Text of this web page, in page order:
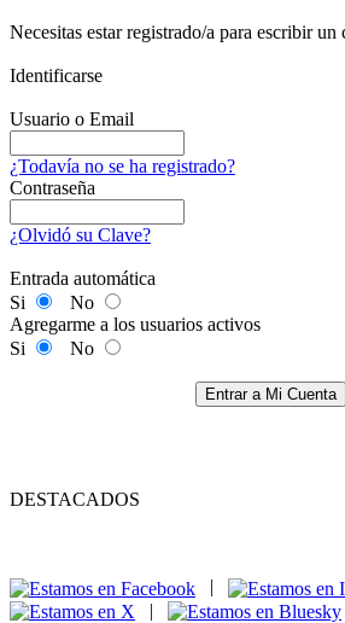
Necesitas estar registrado/a para escribir un
Identificarse
Usuario o Email
¿Todavía no se ha registrado?
Contraseña
¿Olvidó su Clave?
Entrada automática
Si
No
Agregarme a los usuarios activos
Si
No
Entrar a Mi Cuenta
DESTACADOS
|